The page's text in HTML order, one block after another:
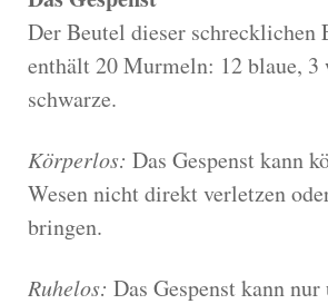
Der Beutel dieser schrecklichen
enthält 20 Murmeln: 12 blaue, 3
schwarze.
Körperlos: Das Gespenst kann
Wesen nicht direkt verletzen
bringen.
Ruhelos: Das Gespenst kann nur